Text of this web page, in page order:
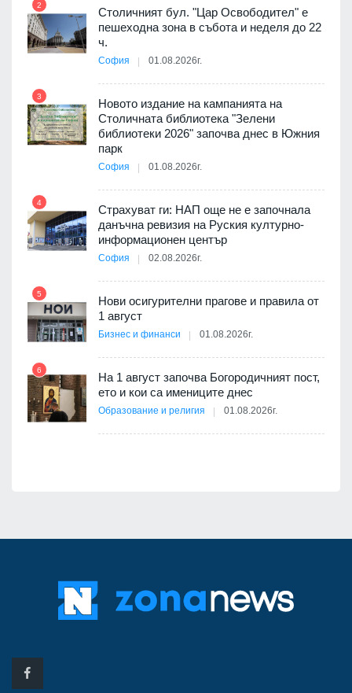
2
Столичният бул. "Цар Освободител" е
пешеходна зона в събота и неделя до 22
ч.
София 01.08.2026г.
3
Новото издание на кампанията на
Столичната библиотека "Зелени
библиотеки 2026" започва днес в Южния
парк
София 01.08.2026г.
4
Страхуват ги: НАП още не е започнала
данъчна ревизия на Руския културно-
информационен център
София 02.08.2026г.
5
Нови осигурителни прагове и правила от
1 август
Бизнес и финанси 01.08.2026г.
6
На 1 август започва Богородичният пост,
ето и кои са имениците днес
Образование и религия 01.08.2026г.